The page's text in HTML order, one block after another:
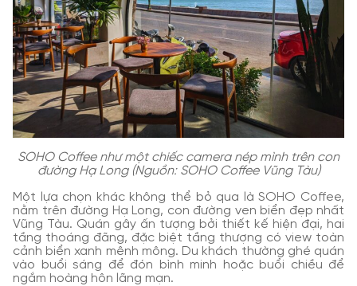
SOHO Coffee như một chiếc camera nép mình trên con
đường Hạ Long (Nguồn: SOHO Coffee Vũng Tàu)
Một lựa chọn khác không thể bỏ qua là SOHO Coffee,
nằm trên đường Hạ Long, con đường ven biển đẹp nhất
Vũng Tàu. Quán gây ấn tượng bởi thiết kế hiện đại, hai
tầng thoáng đãng, đặc biệt tầng thượng có view toàn
cảnh biển xanh mênh mông. Du khách thường ghé quán
vào buổi sáng để đón bình minh hoặc buổi chiều để
ngắm hoàng hôn lãng mạn.